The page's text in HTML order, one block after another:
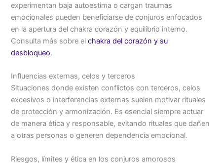
experimentan baja autoestima o cargan traumas
emocionales pueden beneficiarse de conjuros enfocados
en la apertura del chakra corazón y equilibrio interno.
Consulta más sobre elchakra del corazón y su
desbloqueo.
Influencias externas, celos y terceros
Situaciones donde existen conflictos con terceros, celos
excesivos o interferencias externas suelen motivar rituales
de protección y armonización. Es esencial siempre actuar
de manera ética y responsable, evitando rituales que dañen
a otras personas o generen dependencia emocional.
Riesgos, límites y ética en los conjuros amorosos